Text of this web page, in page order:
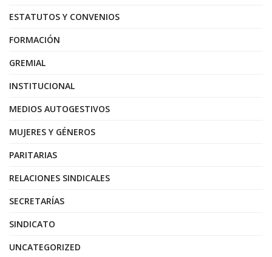
ESTATUTOS Y CONVENIOS
FORMACIÓN
GREMIAL
INSTITUCIONAL
MEDIOS AUTOGESTIVOS
MUJERES Y GÉNEROS
PARITARIAS
RELACIONES SINDICALES
SECRETARÍAS
SINDICATO
UNCATEGORIZED